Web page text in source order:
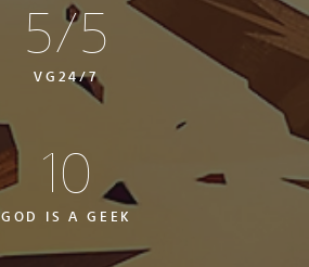
5/5
VG24/7
10
GOD IS A GEEK